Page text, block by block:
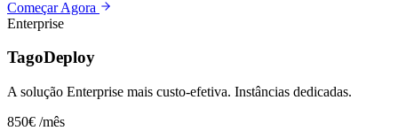
Começar Agora
Enterprise
TagoDeploy
A solução Enterprise mais custo-efetiva. Instâncias dedicadas.
850€ /mês